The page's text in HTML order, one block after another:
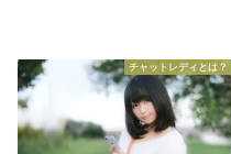
チャットレディとは？